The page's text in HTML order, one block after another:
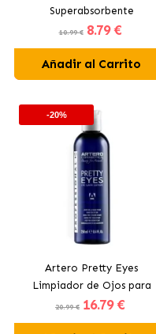
Superabsorbente
Empapadores para Perros
10.99 € 8.79 €
Añadir al Carrito
-20%
Artero Pretty Eyes
Limpiador de Ojos para
Perros
20.99 € 16.79 €